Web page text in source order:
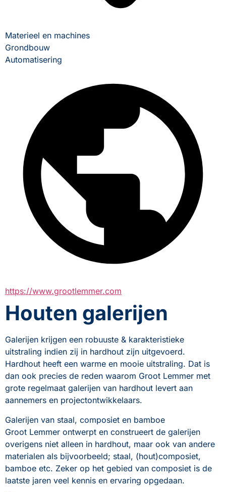
Materieel en machines
Grondbouw
Automatisering
https://www.grootlemmer.com
Houten galerijen
Galerijen krijgen een robuuste & karakteristieke
uitstraling indien zij in hardhout zijn uitgevoerd.
Hardhout heeft een warme en mooie uitstraling. Dat is
dan ook precies de reden waarom Groot Lemmer met
grote regelmaat galerijen van hardhout levert aan
aannemers en projectontwikkelaars.
Galerijen van staal, composiet en bamboe
Groot Lemmer ontwerpt en construeert de galerijen
overigens niet alleen in hardhout, maar ook van andere
materialen als bijvoorbeeld; staal, (hout)composiet,
bamboe etc. Zeker op het gebied van composiet is de
laatste jaren veel kennis en ervaring opgedaan.